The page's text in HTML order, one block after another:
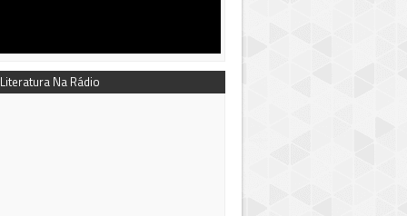
Na Rádio